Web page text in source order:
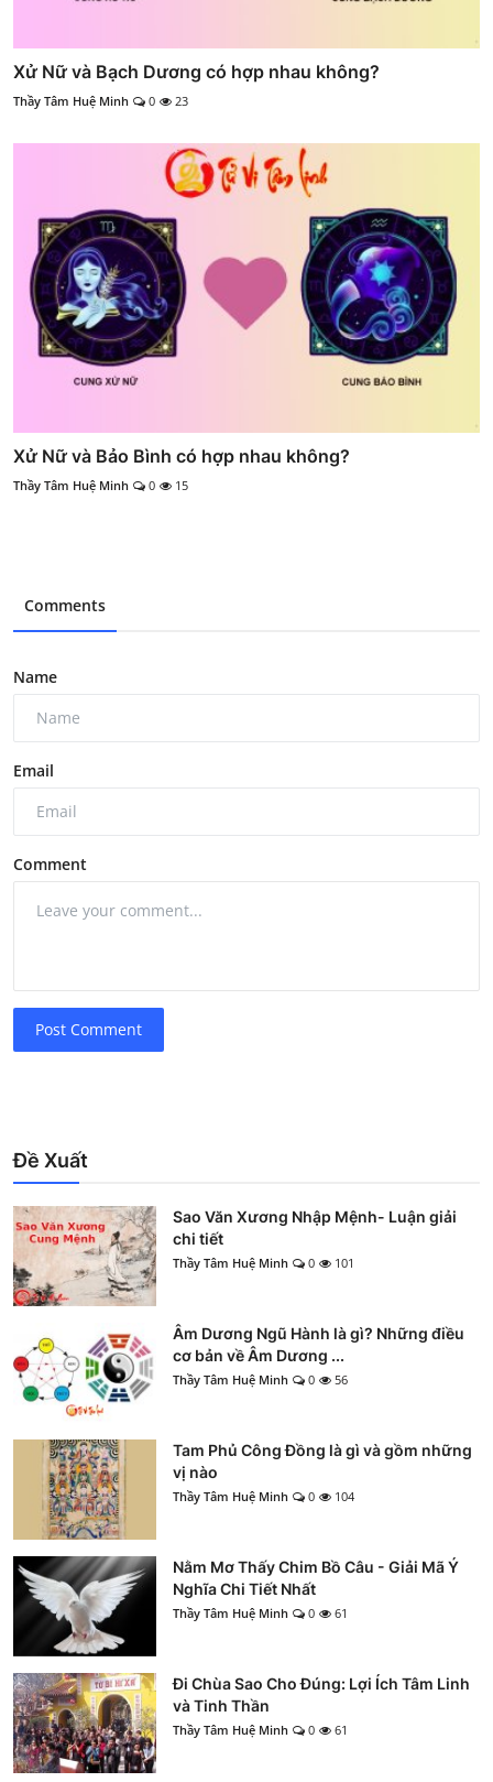
Xử Nữ và Bạch Dương có hợp nhau không?
Thầy Tâm Huệ Minh 0 23
Xử Nữ và Bảo Bình có hợp nhau không?
Thầy Tâm Huệ Minh 0 15
Comments
Name
Email
Comment
Post Comment
Đề Xuất
Sao Văn Xương Nhập Mệnh- Luận giải
chi tiết
Thầy Tâm Huệ Minh 0 101
Âm Dương Ngũ Hành là gì? Những điều
cơ bản về Âm Dương ...
Thầy Tâm Huệ Minh 0 56
Tam Phủ Công Đồng là gì và gồm những
vị nào
Thầy Tâm Huệ Minh 0 104
Nằm Mơ Thấy Chim Bồ Câu - Giải Mã Ý
Nghĩa Chi Tiết Nhất
Thầy Tâm Huệ Minh 0 61
Đi Chùa Sao Cho Đúng: Lợi Ích Tâm Linh
và Tinh Thần
Thầy Tâm Huệ Minh 0 61